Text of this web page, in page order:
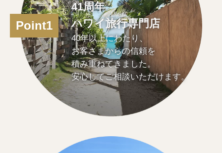
Point1
41周年
ハワイ旅行専門店
40年以上にわたり、
お客さまからの信頼を
積み重ねてきました。
安心してご相談いただけます。